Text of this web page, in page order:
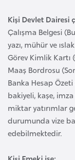
Kişi Devlet Dairesi
Çalışma Belgesi
yazı, mühür ve
Görev Kimlik Kartı
Maaş Bordrosu
Banka Hesap Özeti
bakiyeli, kaşe,
miktar yatırımlar
durumunda vize
edebilmektedir.
B
e
l
ç
i
k
a
B
e